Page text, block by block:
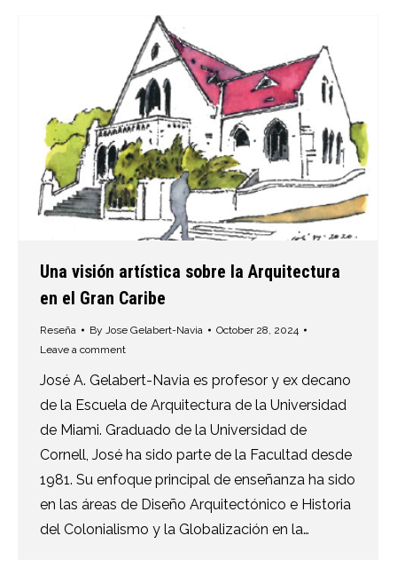
Una visión artística sobre la Arquitectura
en el Gran Caribe
Reseña By Jose Gelabert-Navia
October 28, 2024
Leave a comment
José A. Gelabert-Navia es profesor y ex decano
de la Escuela de Arquitectura de la Universidad
de Miami. Graduado de la Universidad de
Cornell, José ha sido parte de la Facultad desde
1981. Su enfoque principal de enseñanza ha sido
en las áreas de Diseño Arquitectónico e Historia
del Colonialismo y la Globalización en la…